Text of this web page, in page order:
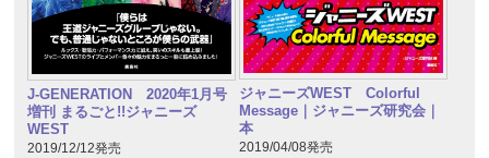
J-GENERATION 2020年1月号
増刊 まるごと!!ジャニーズ
WEST
2019/12/12発売
ジャニーズWEST Colorful
Message｜ジャニーズ研究会｜
本
2019/04/08発売